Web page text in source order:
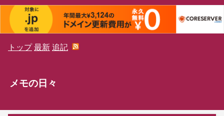
トップ 最新 追記
メモの日々